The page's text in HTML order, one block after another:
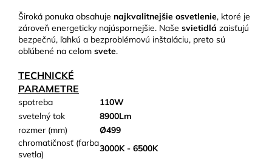
Široká ponuka obsahuje najkvalitnejšie osvetlenie, ktoré je
zároveň energeticky najúspornejšie. Naše svietidlá zaisťujú
bezpečnú, ľahkú a bezproblémovú inštaláciu, preto sú
obľúbené na celom svete.
TECHNICKÉ
PARAMETRE
spotreba
110W
svetelný tok
8900Lm
rozmer (mm)
Ø499
chromatičnosť (farba
svetla)
3000K - 6500K